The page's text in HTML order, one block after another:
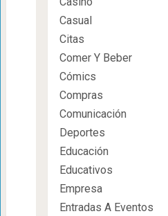
Casual
Citas
Comer Y Beber
Cómics
Compras
Comunicación
Deportes
Educación
Educativos
Empresa
Entradas A Eventos